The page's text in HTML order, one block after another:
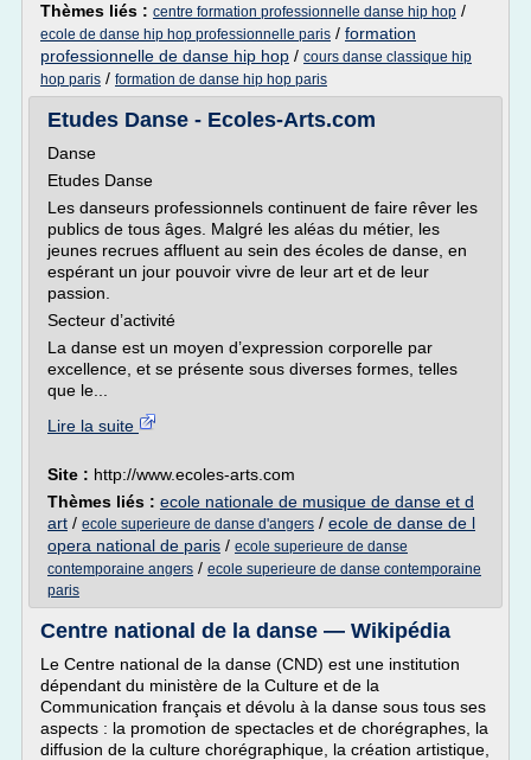
Thèmes liés : centre formation professionnelle danse hip hop /
ecole de danse hip hop professionnelle paris / formation
professionnelle de danse hip hop / cours danse classique hip
hop paris / formation de danse hip hop paris
Etudes Danse - Ecoles-Arts.com
Danse
Etudes Danse
Les danseurs professionnels continuent de faire rêver les
publics de tous âges. Malgré les aléas du métier, les
jeunes recrues affluent au sein des écoles de danse, en
espérant un jour pouvoir vivre de leur art et de leur
passion.
Secteur d’activité
La danse est un moyen d’expression corporelle par
excellence, et se présente sous diverses formes, telles
que le...
Lire la suite
Site : http://www.ecoles-arts.com
Thèmes liés : ecole nationale de musique de danse et d
art / ecole superieure de danse d'angers / ecole de danse de l
opera national de paris / ecole superieure de danse
contemporaine angers / ecole superieure de danse contemporaine
paris
Centre national de la danse — Wikipédia
Le Centre national de la danse (CND) est une institution
dépendant du ministère de la Culture et de la
Communication français et dévolu à la danse sous tous ses
aspects : la promotion de spectacles et de chorégraphes, la
diffusion de la culture chorégraphique, la création artistique,